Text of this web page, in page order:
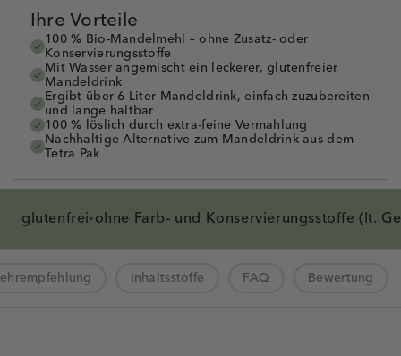
Ihre Vorteile
100 % Bio-Mandelmehl – ohne Zusatz- oder
Konservierungsstoffe
Mit Wasser angemischt ein leckerer, glutenfreier
Mandeldrink
Ergibt über 6 Liter Mandeldrink, einfach zuzubereiten
und lange haltbar
100 % löslich durch extra-feine Vermahlung
Nachhaltige Alternative zum Mandeldrink aus dem
Tetra Pak
glutenfrei·ohne Farb- und Konservierungsstoffe(lt.
Inhaltsstoffe FAQ Bewertung